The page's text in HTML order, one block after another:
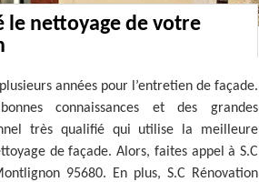
le nettoyage de votre
années pour l’entretien de façade.
connaissances et des grandes
très qualifié qui utilise la meilleure
de façade. Alors, faites appel à S.C
95680. En plus, S.C Rénovation